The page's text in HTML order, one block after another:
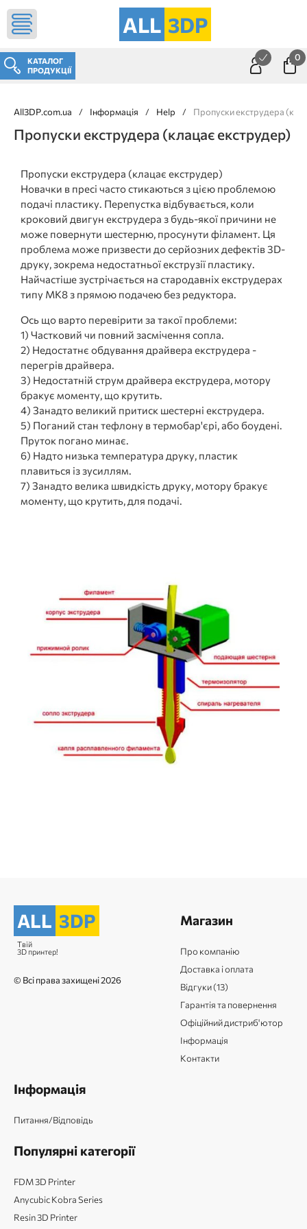
ALL 3DP
КАТАЛОГ
ПРОДУКЦІЇ
0
All3DP.com.ua / Інформація / Help / Пропуски екструдера
Пропуски екструдера (клацає екструдер)
Пропуски екструдера (клацає екструдер)
Новачки в пресі часто стикаються з цією проблемою
подачі пластику. Перепустка відбувається, коли
кроковий двигун екструдера з будь-якої причини не
може повернути шестерню, просунути філамент. Ця
проблема може призвести до серйозних дефектів 3D-
друку, зокрема недостатньої екструзії пластику.
Найчастіше зустрічається на стародавніх екструдерах
типу MK8 з прямою подачею без редуктора.
Ось що варто перевірити за такої проблеми:
1) Частковий чи повний засмічення сопла.
2) Недостатнє обдування драйвера екструдера -
перегрів драйвера.
3) Недостатній струм драйвера екструдера, мотору
бракує моменту, що крутить.
4) Занадто великий притиск шестерні екструдера.
5) Поганий стан тефлону в термобар'єрі, або боудені.
Пруток погано минає.
6) Надто низька температура друку, пластик
плавиться із зусиллям.
7) Занадто велика швидкість друку, мотору бракує
моменту, що крутить, для подачі.
ALL 3DP
Твій
3D принтер!
© Всі права захищені 2026
Магазин
Про компанію
Доставка і оплата
Відгуки (13)
Гарантія та повернення
Офіційний дистриб'ютор
Інформація
Контакти
Інформація
Питання/Відповідь
Популярні категорії
FDM 3D Printer
Anycubic Kobra Series
Resin 3D Printer